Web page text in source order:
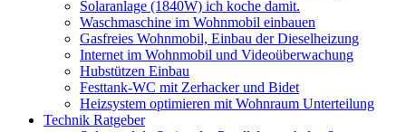
Solaranlage (1840W) ich koche damit.
Waschmaschine im Wohnmobil einbauen
Gasfreies Wohnmobil, Einbau der Dieselheizung
Internet im Wohnmobil und Videoüberwachung
Hubstützen Einbau
Festtank-WC mit Zerhacker und Bidet
Heizsystem optimieren mit Wohnraum Unterteilung
Technik Ratgeber